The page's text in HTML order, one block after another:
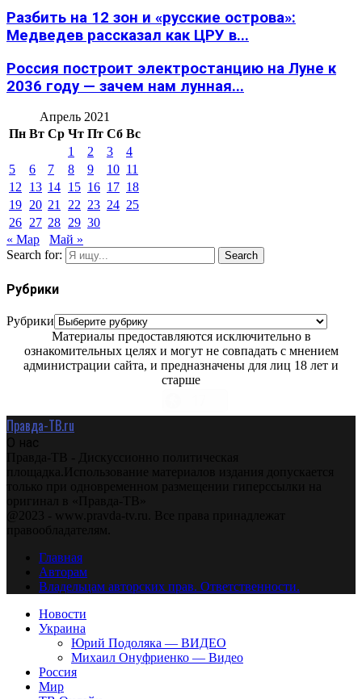
Разбить на 12 зон и «русские острова»:
Медведев рассказал как ЦРУ в...
Россия построит электростанцию на Луне к
2036 году — зачем нам лунная...
Апрель 2021
Пн Вт Ср Чт Пт Сб Вс
1
2 3
4
5
6 7 8 9 10 11
12 13 14 15 16 17 18
19 20 21 22 23 24 25
26 27 28 29 30
« Мар
Май »
Search for:
Search
Рубрики
Рубрики
Материалы предоставляются исключительно в
ознакомительных целях и могут не совпадать с мнением
администрации сайта, и предназначены для лиц 18 лет и
старше
Правда-ТВ.ru
О нас
Правда-ТВ - Дискуссионно политическая
площадка.Использование материалов издания допускается
только при одновременном размещении гиперссылки на
оригинал в «Правда-ТВ»
@2023 - www.pravda-tv.ru. Все права принадлежат
правообладателям.
Главная
Авторам
Владельцам авторских прав. Ответственности.
Новости
Украина
Юрий Подоляка — ВИДЕО
Михаил Онуфриенко — Видео
Россия
Мир